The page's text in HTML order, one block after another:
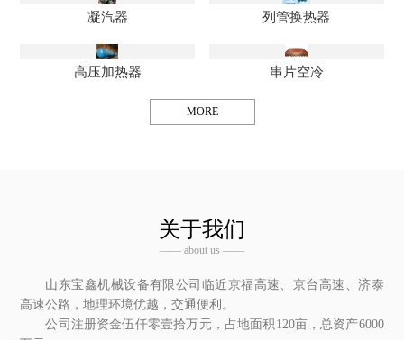
凝汽器 列管换热器
高压加热器 串片空冷
MORE
关于我们
—— about us ——
山东宝鑫机械设备有限公司临近京福高速、京台高速、济泰
高速公路，地理环境优越，交通便利。
公司注册资金伍仟零壹拾万元，占地面积120亩，总资产6000